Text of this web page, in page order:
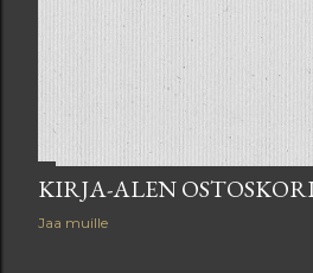
KIRJA-ALEN
Jaa muille